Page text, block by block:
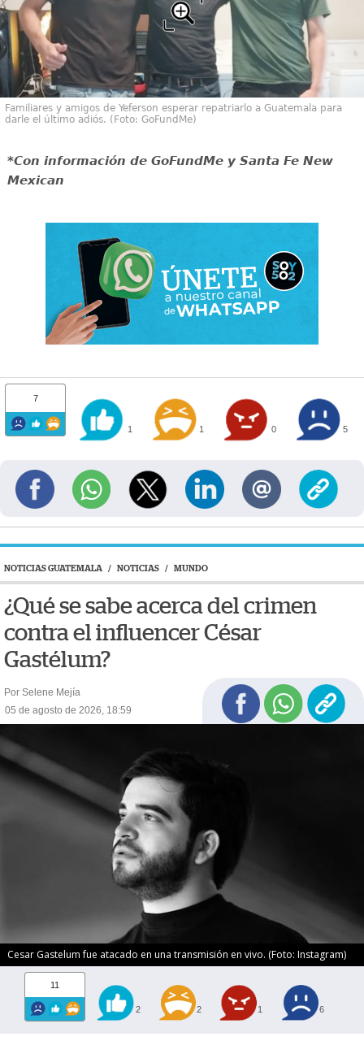
Familiares y amigos de Yeferson esperar repatriarlo a Guatemala para
darle el último adiós. (Foto: GoFundMe)
*Con información de GoFundMe y Santa Fe New
Mexican
7
1 1 0 5
NOTICIAS GUATEMALA / NOTICIAS / MUNDO
¿Qué se sabe acerca del crimen
contra el influencer César
Gastélum?
Por Selene Mejía
05 de agosto de 2026, 18:59
Cesar Gastelum fue atacado en una transmisión en vivo. (Foto: Instagram)
11
2 2 1 6